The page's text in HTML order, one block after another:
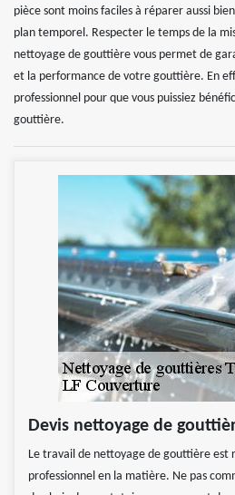
pièce sont moins faciles à réparer aussi
plan temporel. Respecter le temps de la
nettoyage de gouttière vous permet de
et la performance de votre gouttière. En
professionnel pour que vous puissiez
gouttière.
Devis nettoyage de
Le travail de nettoyage de gouttière est
professionnel en la matière. Ne pas